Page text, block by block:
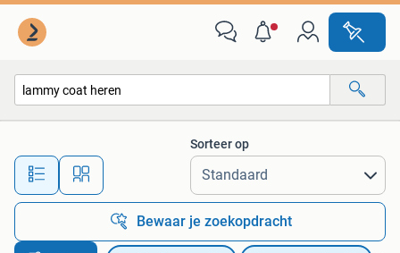
Alle afstanden…
Sorteer op
Bewaar je zoekopdracht